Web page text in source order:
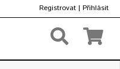
Registrovat | Přihlásit